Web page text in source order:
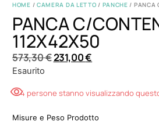
HOME / CAMERA DA LETTO / PANCHE / PANCA
PANCA C/
112X42X50
573,30€231,00€
Esaurito
4 persone stanno visualizzando
Misure e Peso Prodotto